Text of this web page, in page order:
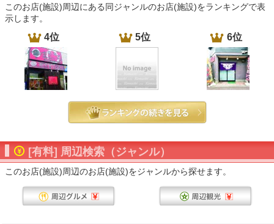
このお店(施設)周辺にある同ジャンルのお店(施設)をランキングで表
示します。
4位 5位 6位
[有料] 周辺検索（ジャンル）
このお店(施設)周辺のお店(施設)をジャンルから探せます。